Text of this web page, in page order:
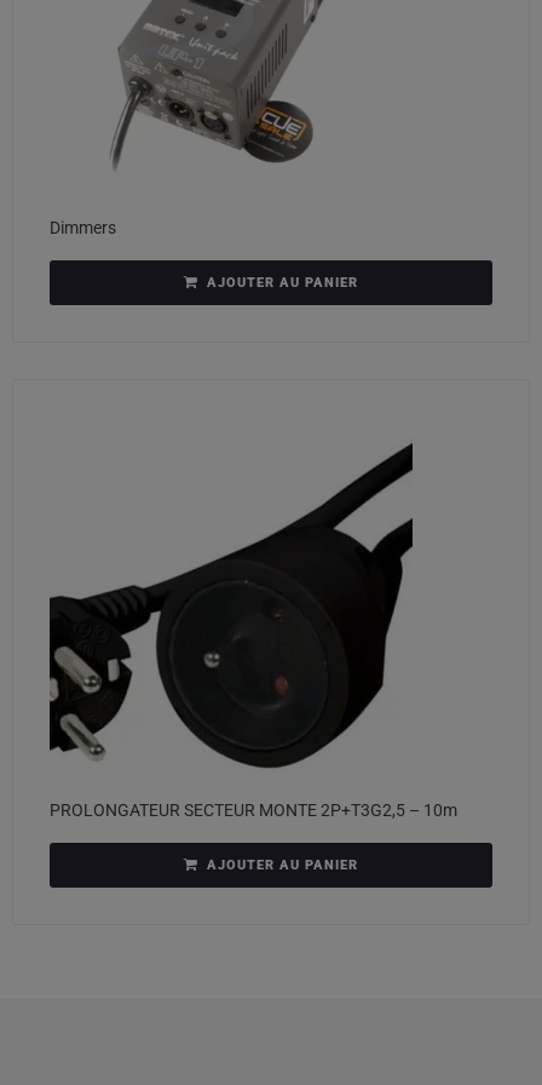
Dimmers
AJOUTER AU PANIER
PROLONGATEUR SECTEUR MONTE 2P+T3G2,5 – 10m
AJOUTER AU PANIER